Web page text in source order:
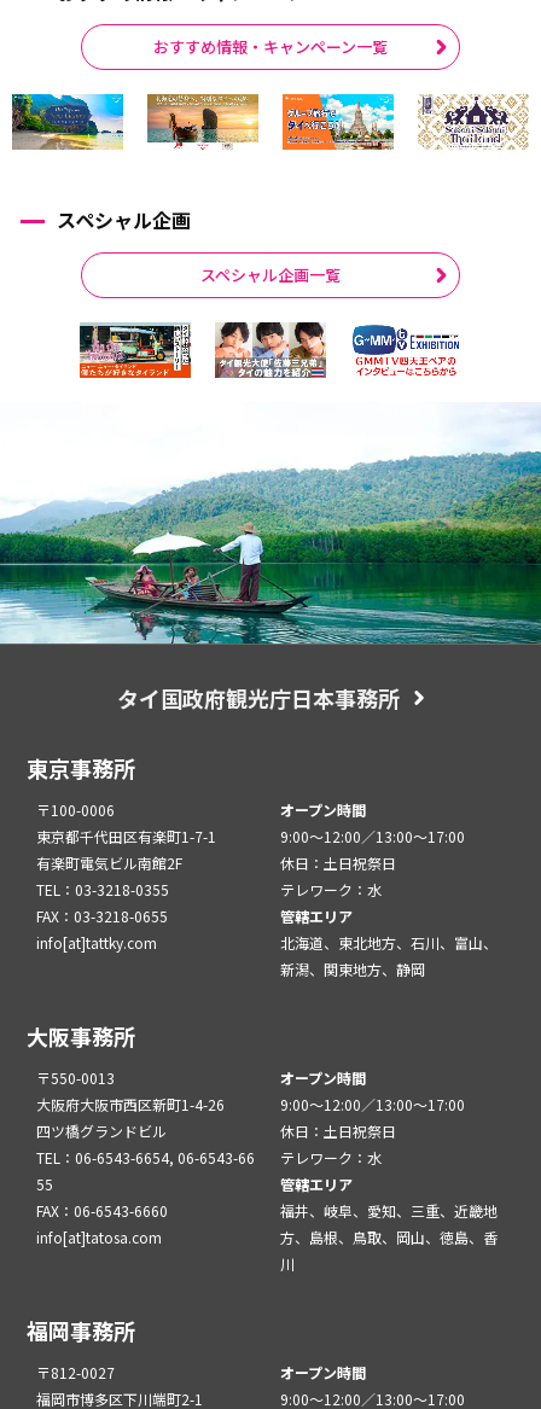
おすすめ情報・キャンペーン一覧
スペシャル企画
スペシャル企画一覧
タイ国政府観光庁日本事務所
東京事務所
〒100-0006
東京都千代田区有楽町1-7-1
有楽町電気ビル南館2F
TEL：03-3218-0355
FAX：03-3218-0655
info[at]tattky.com
オープン時間
9:00～12:00／13:00～17:00
休日：土日祝祭日
テレワーク：水
管轄エリア
北海道、東北地方、石川、富山、
新潟、関東地方、静岡
大阪事務所
〒550-0013
大阪府大阪市西区新町1-4-26
四ツ橋グランドビル
TEL：06-6543-6654, 06-6543-66
55
FAX：06-6543-6660
info[at]tatosa.com
オープン時間
9:00～12:00／13:00～17:00
休日：土日祝祭日
テレワーク：水
管轄エリア
福井、岐阜、愛知、三重、近畿地
方、島根、鳥取、岡山、徳島、香
川
福岡事務所
〒812-0027
福岡市博多区下川端町2-1
オープン時間
9:00～12:00／13:00～17:00